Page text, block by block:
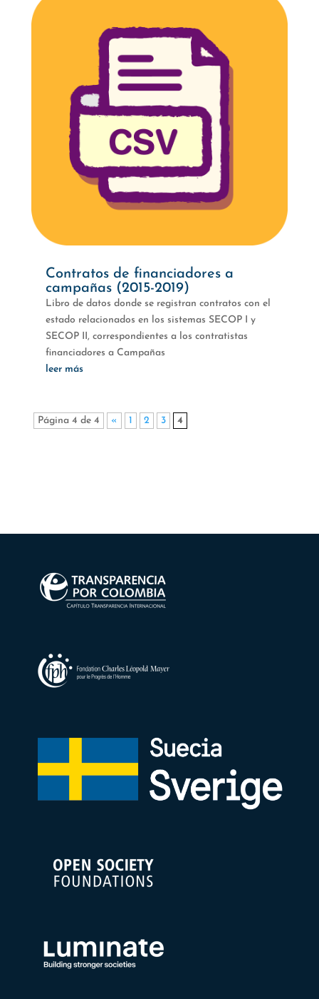
Contratos de financiadores a
campañas (2015-2019)
Libro de datos donde se registran contratos con el
estado relacionados en los sistemas SECOP I y
SECOP II, correspondientes a los contratistas
financiadores a Campañas
leer más
Página 4 de 4 « 1 2 3 4